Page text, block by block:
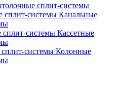
сплит-системы
Канальные
Кассетные
Колонные